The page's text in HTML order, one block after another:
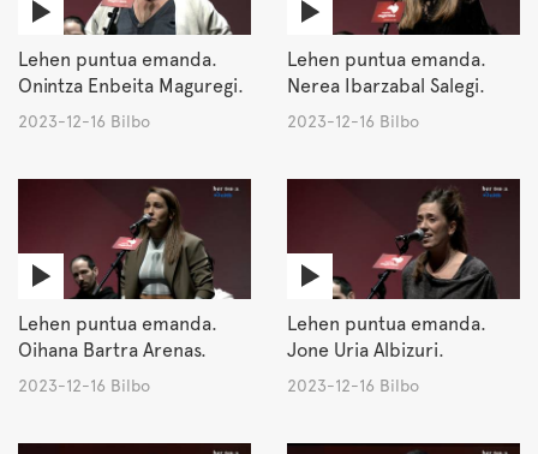
Lehen puntua emanda.
Onintza Enbeita Maguregi.
2023-12-16 Bilbo
Lehen puntua emanda.
Nerea Ibarzabal Salegi.
2023-12-16 Bilbo
Lehen puntua emanda.
Oihana Bartra Arenas.
2023-12-16 Bilbo
Lehen puntua emanda.
Jone Uria Albizuri.
2023-12-16 Bilbo